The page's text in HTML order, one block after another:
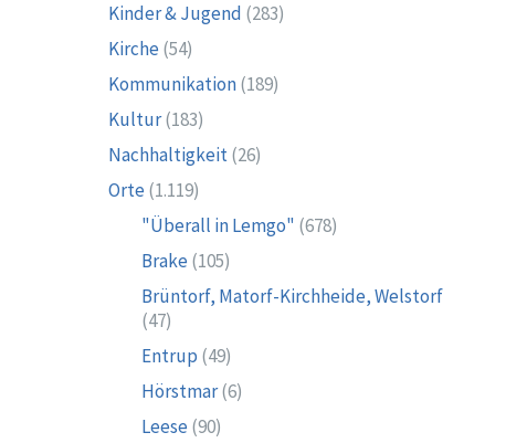
Kinder & Jugend (283)
Kirche (54)
Kommunikation(189)
Kultur(183)
Nachhaltigkeit(26)
Orte (1.119)
"Überall in Lemgo" (678)
Brake (105)
Brüntorf, Matorf-Kirchheide, Welstorf
(47)
Entrup (49)
Hörstmar(6)
Leese (90)